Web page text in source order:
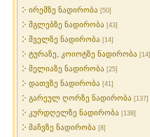
ირემზე ნადირობა [50]
მგლებზე ნადირობა [43]
შველზე ნადირობა [14]
ტურაზე, კოიოტზე ნადირობა [14]
მელიაზე ნადირობა [25]
დათვზე ნადირობა [41]
გარეულ ღორზე ნადირობა [137]
კურდღელზე ნადირობა [138]
მაჩვზე ნადირობა [8]